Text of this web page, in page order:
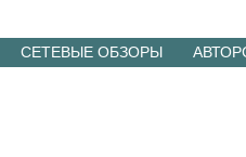
СЕТЕВЫЕ ОБЗОРЫ